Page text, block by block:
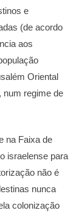
e
(de acordo
aos
Oriental
num regime de
na Faixa de
israelense para
não é
nunca
colonização